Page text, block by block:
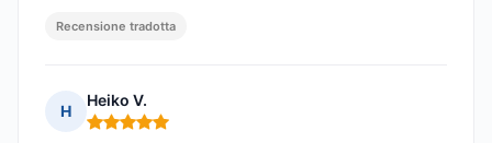
Recensione tradotta
H
Heiko V.
Nota: 5 su 5